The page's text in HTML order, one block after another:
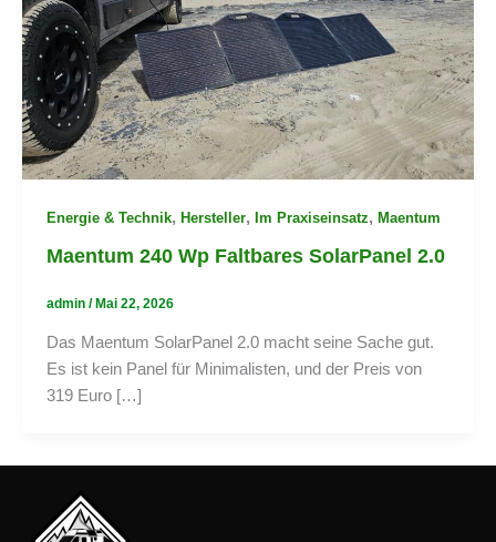
Energie & Technik, Hersteller, Im Praxiseinsatz, Maentum
Maentum 240 Wp Faltbares SolarPanel 2.0
admin / Mai 22, 2026
Das Maentum SolarPanel 2.0 macht seine Sache gut.
Es ist kein Panel für Minimalisten, und der Preis von
319 Euro […]